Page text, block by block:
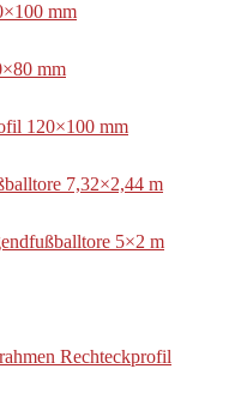
mm
mm
120×100 mm
7,32×2,44 m
5×2 m
Rechteckprofil